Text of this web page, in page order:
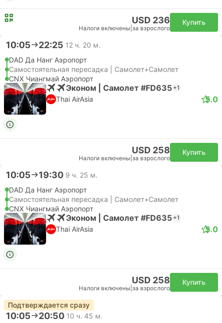
USD 236
Налоги включены за взрослого
Купить
10:05 22:25 12 ч. 20 м.
DAD Да Нанг Аэропорт
Самостоятельная пересадка | Самолет+Самолет
CNX Чиангмай Аэропорт
Эконом | Самолет #FD635 +1
Thai AirAsia 5.0
USD 258
Налоги включены за взрослого
Купить
10:05 19:30 9 ч. 25 м.
DAD Да Нанг Аэропорт
Самостоятельная пересадка | Самолет+Самолет
CNX Чиангмай Аэропорт
Эконом | Самолет #FD635 +1
Thai AirAsia 5.0
USD 258
Налоги включены за взрослого
Купить
Подтверждается сразу
10:05 20:50 10 ч. 45 м.